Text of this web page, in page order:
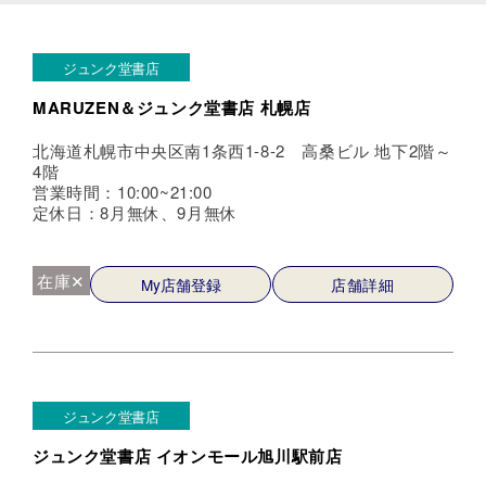
ジュンク堂書店
MARUZEN＆ジュンク堂書店 札幌店
北海道札幌市中央区南1条西1-8-2 高桑ビル 地下2階～
4階
営業時間：10:00~21:00
定休日：8月無休、9月無休
在庫✕ My店舗登録 店舗詳細
ジュンク堂書店
ジュンク堂書店 イオンモール旭川駅前店